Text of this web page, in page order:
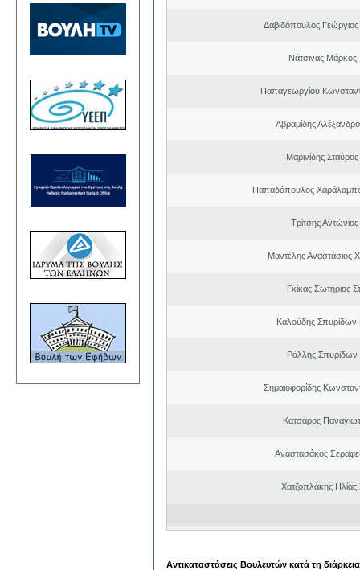
Δαβιδόπουλος
Νάτσινας Μάρκος
Παπαγεωργίου
Αβραμίδης
Μαρινίδης
Παπαδόπουλος
Τρίτσης
Μαντέλης Αναστάσιος
Γκίκας Σωτήριος
Καλούδης Σπυρίδων
Ράλλης Σπυρίδων
Σημαιοφορίδης
Κατσάρος
Αναστασάκος
Χατζοπλάκης
Αντικαταστάσεις Βουλευτών κατά τη